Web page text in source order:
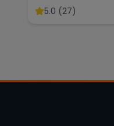
5.0 (27)